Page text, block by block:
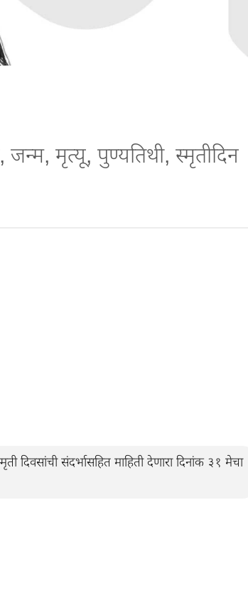
मृत्यू, पुण्यतिथी, स्मृतीदिन
संदर्भासहित माहिती देणारा दिनांक ३१ मेचा